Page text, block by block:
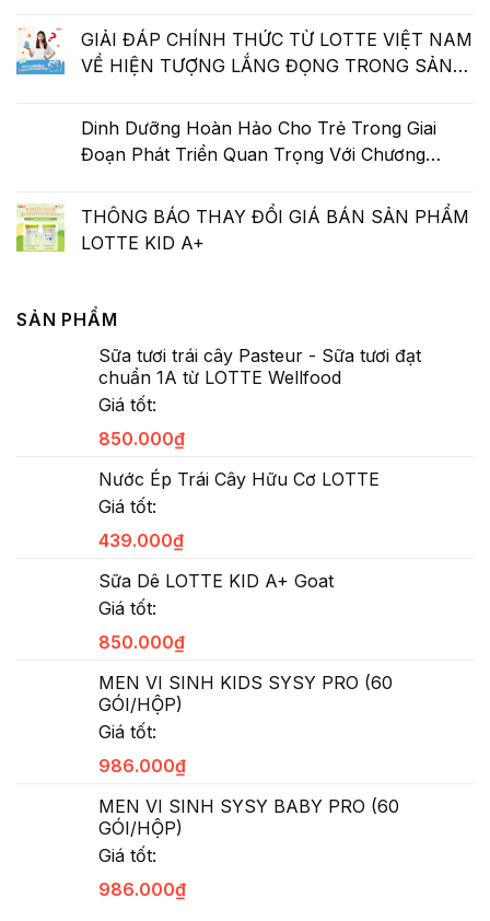
GIẢI ĐÁP CHÍNH THỨC TỪ LOTTE VIỆT NAM
VỀ HIỆN TƯỢNG LẮNG ĐỌNG TRONG SẢN
Dinh Dưỡng Hoàn Hảo Cho Trẻ Trong Giai
Đoạn Phát Triển Quan Trọng Với Chương
Mẽ”
THÔNG BÁO THAY ĐỔI GIÁ BÁN SẢN PHẨM
LOTTE KID A+
SẢN PHẨM
Sữa tươi trái cây Pasteur - Sữa tươi đạt
chuẩn 1A từ LOTTE Wellfood
Giá tốt:
850.000₫
Nước Ép Trái Cây Hữu Cơ LOTTE
Giá tốt:
439.000₫
Sữa Dê LOTTE KID A+ Goat
Giá tốt:
850.000₫
MEN VI SINH KIDS SYSY PRO (60
GÓI/HỘP)
Giá tốt:
986.000₫
MEN VI SINH SYSY BABY PRO (60
GÓI/HỘP)
Giá tốt:
986.000₫